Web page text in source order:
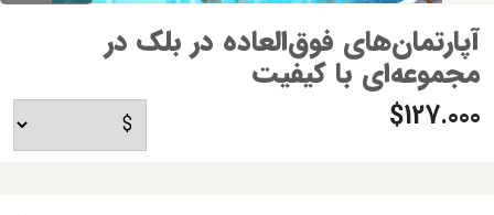
آپارتمان‌های فوق‌العاده در بلک در
مجموعه‌ای با کیفیت
$127.000